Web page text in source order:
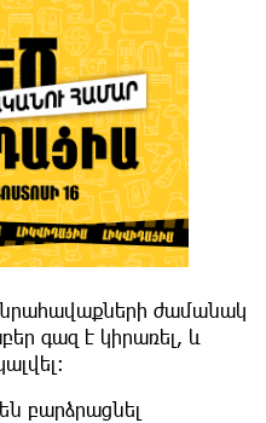
ժամանակ
գազ է կիրառել, և
բարձրացնել